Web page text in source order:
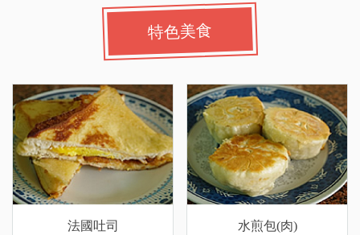
特色美食
法國吐司 水煎包(肉)